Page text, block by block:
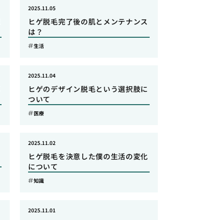
ヒゲ脱毛完了後の肌とメンテナンス
は？
2025.11.05
生活
ヒゲのデザイン脱毛という選択肢に
ついて
2025.11.04
医療
ヒゲ脱毛を決意した僕の生活の変化
について
2025.11.02
知識
2025.11.01